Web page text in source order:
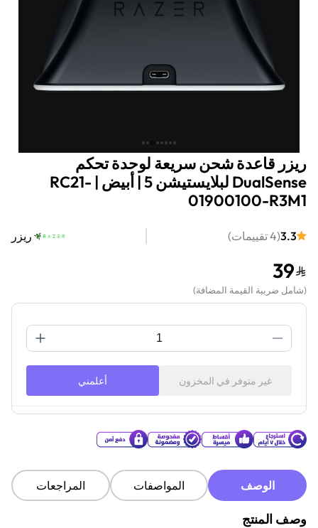
ريزر قاعدة شحن سريعة لوحدة تحكم
DualSense لبلايستيشن 5 | أبيض | RC21-
01900100-R3M1
3.3
(
4تقييمات) ريزر
39
(شامل ضريبة القيمة المضافة)
غير متوفر في المخزون أعلمني
الوصف المواصفات المراجعات
وصف المنتج